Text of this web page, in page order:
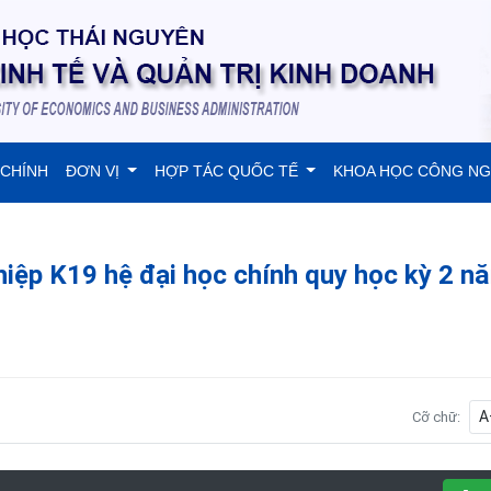
ĐƠN VỊ HỢP TÁC QUỐC TẾ KHOA HỌC CÔNG
K19 hệ đại học chính quy học kỳ 2
Cỡ chữ: